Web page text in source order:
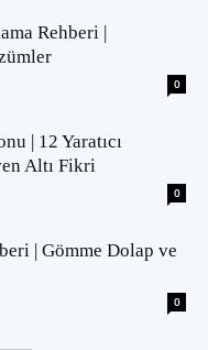
Rehberi |
0
| 12 Yaratıcı
Altı Fikri
0
| Gömme Dolap ve
0